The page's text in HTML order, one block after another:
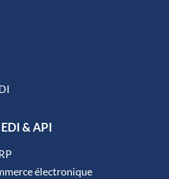
& API
électronique